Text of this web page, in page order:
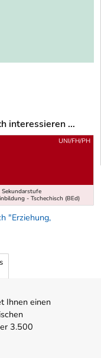
interessieren ...
- Tschechisch (BEd)
UNI/FH/PH
"Erziehung,
Ihnen einen
3.500